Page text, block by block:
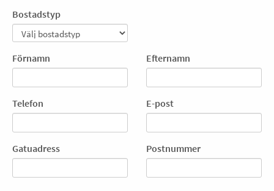
Bostadstyp
Förnamn Efternamn
Telefon E-post
Gatuadress Postnummer